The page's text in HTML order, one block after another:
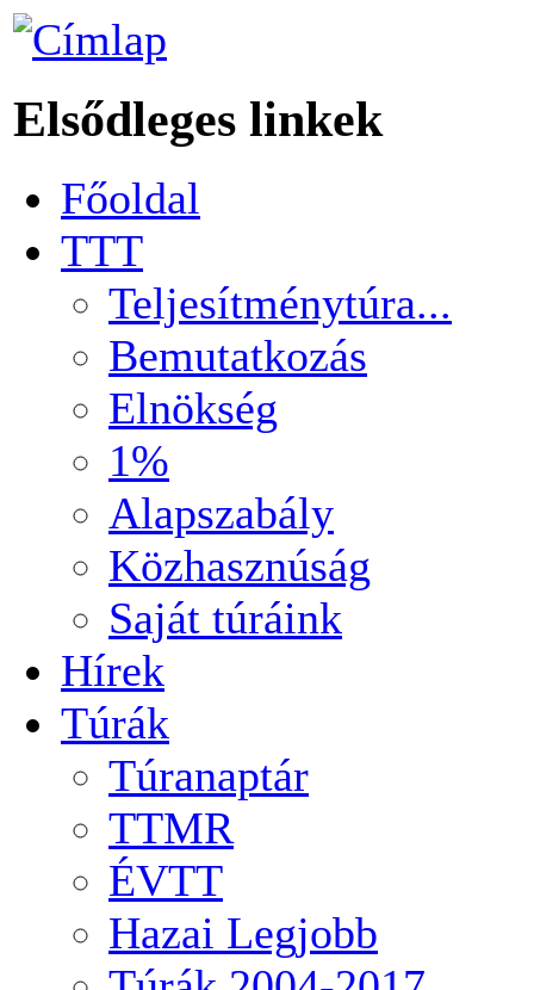
Elsődleges linkek
Főoldal
TTT
Teljesítménytúra...
Bemutatkozás
Elnökség
1%
Alapszabály
Közhasznúság
Saját túráink
Hírek
Túrák
Túranaptár
TTMR
ÉVTT
Hazai Legjobb